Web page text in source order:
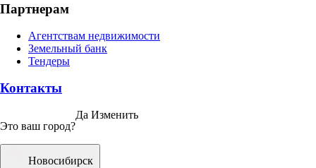
Партнерам
Агентствам недвижимости
Земельный банк
Тендеры
Контакты
Это ваш город?
Да Изменить
Новосибирск